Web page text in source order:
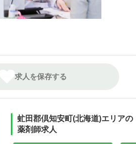
求人を保存する
虻田郡倶知安町(北海道)エリアの
薬剤師求人